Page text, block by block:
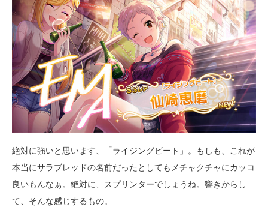
絶対に強いと思います、「ライジングビート」。もしも、これが
本当にサラブレッドの名前だったとしてもメチャクチャにカッコ
良いもんなぁ。絶対に、スプリンターでしょうね。響きからし
て、そんな感じするもの。